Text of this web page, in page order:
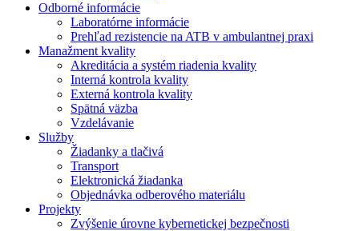
Odborné informácie
Laboratórne informácie
Prehľad rezistencie na ATB v ambulantnej praxi
Manažment kvality
Akreditácia a systém riadenia kvality
Interná kontrola kvality
Externá kontrola kvality
Spätná väzba
Vzdelávanie
Služby
Žiadanky a tlačivá
Transport
Elektronická žiadanka
Objednávka odberového materiálu
Projekty
Zvýšenie úrovne kybernetickej bezpečnosti